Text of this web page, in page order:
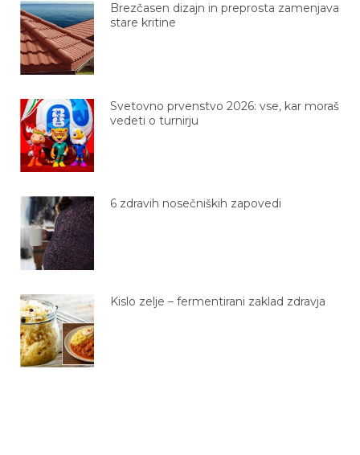
Brezčasen dizajn in preprosta zamenjava
stare kritine
Svetovno prvenstvo 2026: vse, kar moraš
vedeti o turnirju
6 zdravih nosečniških zapovedi
Kislo zelje – fermentirani zaklad zdravja